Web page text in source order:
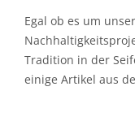
Egal ob es um
Tradition in der
einige Artikel aus